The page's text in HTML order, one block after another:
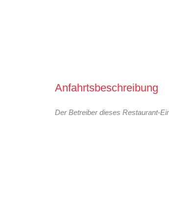
Anfahrtsbeschreibung
Der Betreiber dieses Restaurant-